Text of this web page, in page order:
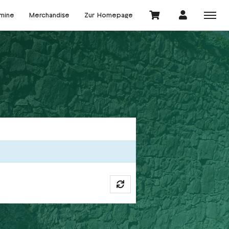
Merchandise Zur Homepage